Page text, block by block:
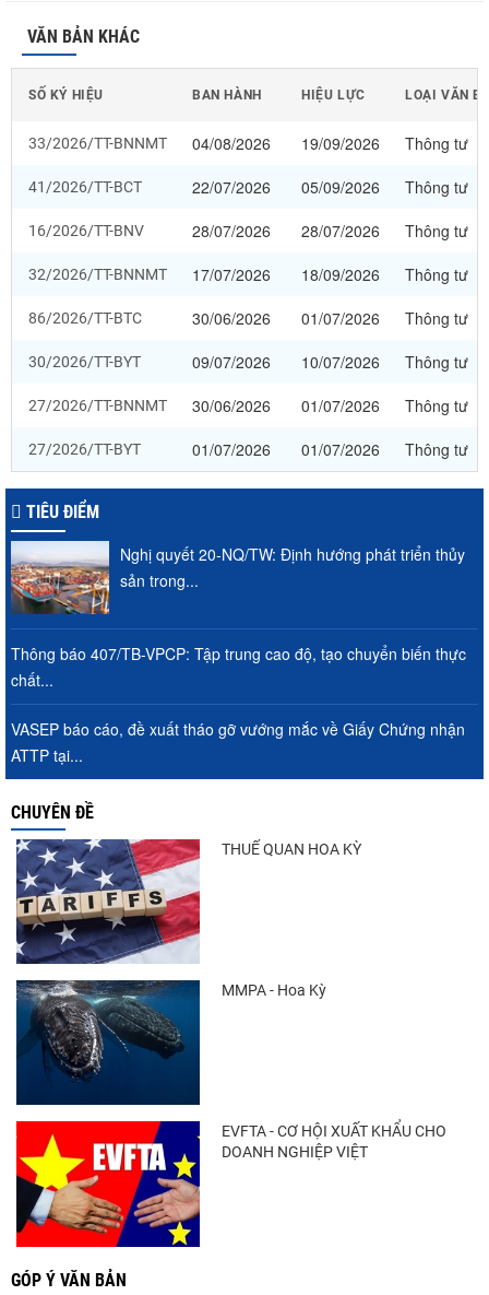
VĂN BẢN KHÁC
SỐ KÝ HIỆU BAN HÀNH HIỆU LỰC LOẠI VĂN
33/2026/TT-BNNMT 04/08/2026 19/09/2026 Thông tư
41/2026/TT-BCT 22/07/2026 05/09/2026 Thông tư
16/2026/TT-BNV 28/07/2026 28/07/2026 Thông tư
32/2026/TT-BNNMT 17/07/2026 18/09/2026 Thông tư
86/2026/TT-BTC 30/06/2026 01/07/2026 Thông tư
30/2026/TT-BYT 09/07/2026 10/07/2026 Thông tư
27/2026/TT-BNNMT 30/06/2026 01/07/2026 Thông tư
27/2026/TT-BYT 01/07/2026 01/07/2026 Thông tư
TIÊU ĐIỂM
Nghị quyết 20-NQ/TW: Định hướng phát triển thủy
sản trong...
Thông báo 407/TB-VPCP: Tập trung cao độ, tạo chuyển biến thực
chất...
VASEP báo cáo, đề xuất tháo gỡ vướng mắc về Giấy Chứng nhận
ATTP tại...
CHUYÊN ĐỀ
THUẾ QUAN HOA KỲ
MMPA - Hoa Kỳ
EVFTA - CƠ HỘI XUẤT KHẨU CHO
DOANH NGHIỆP VIỆT
GÓP Ý VĂN BẢN